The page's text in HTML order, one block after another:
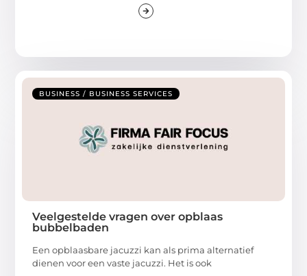
BUSINESS / BUSINESS SERVICES
Veelgestelde vragen over opblaas
bubbelbaden
Een opblaasbare jacuzzi kan als prima alternatief
dienen voor een vaste jacuzzi. Het is ook